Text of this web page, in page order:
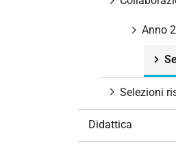
Anno
Selezioni
Didattica